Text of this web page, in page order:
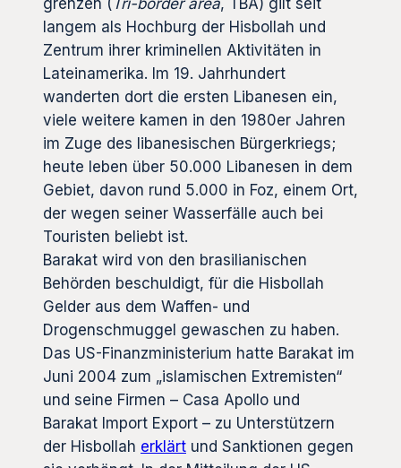
grenzen ( Tri-border area, TBA) gilt seit
langem als Hochburg der Hisbollah und
Zentrum ihrer kriminellen Aktivitäten in
Lateinamerika. Im 19. Jahrhundert
wanderten dort die ersten Libanesen ein,
viele weitere kamen in den 1980er Jahren
im Zuge des libanesischen Bürgerkriegs;
heute leben über 50.000 Libanesen in dem
Gebiet, davon rund 5.000 in Foz, einem Ort,
der wegen seiner Wasserfälle auch bei
Touristen beliebt ist.
Barakat wird von den brasilianischen
Behörden beschuldigt, für die Hisbollah
Gelder aus dem Waffen- und
Drogenschmuggel gewaschen zu haben.
Das US-Finanzministerium hatte Barakat im
Juni 2004 zum „islamischen Extremisten“
und seine Firmen – Casa Apollo und
Barakat Import Export – zu Unterstützern
der Hisbollah erklärt und Sanktionen gegen